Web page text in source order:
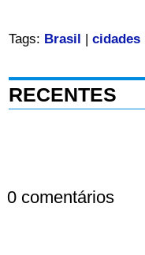
Tags: Brasil cidades|
RECENTES
0 comentários